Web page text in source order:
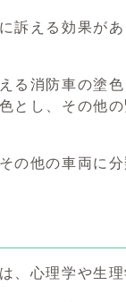
訴える効果が
る消防車の塗
とし、その他
の他の車両に
、心理学や生